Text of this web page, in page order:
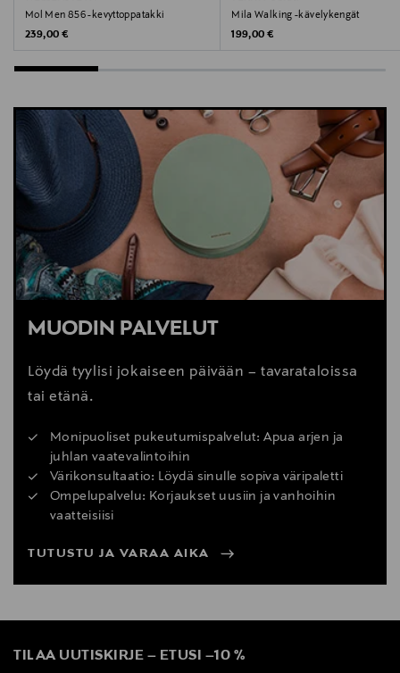
Mol Men 856 -kevyttoppatakki
Original Price
239,00 €
Mila Walking -kävelykengät
Original Price
199,00 €
MUODIN PALVELUT
Löydä tyylisi jokaiseen päivään – tavarataloissa
tai etänä.
Monipuoliset pukeutumispalvelut: Apua arjen ja
juhlan vaatevalintoihin
Värikonsultaatio: Löydä sinulle sopiva väripaletti
Ompelupalvelu: Korjaukset uusiin ja vanhoihin
vaatteisiisi
TUTUSTU JA VARAA AIKA
TILAA UUTISKIRJE – ETUSI –10 %